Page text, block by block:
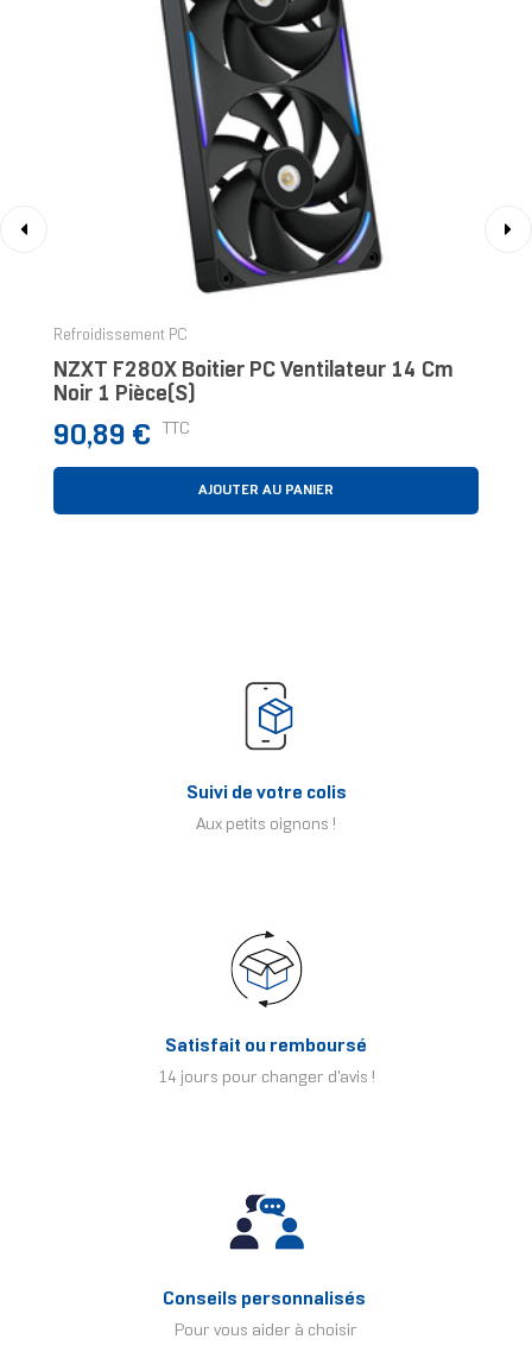
Refroidissement PC
NZXT F280X Boitier PC Ventilateur 14 Cm
Noir 1 Pièce(s)
Prix
90,89 € TTC
AJOUTER AU PANIER
Suivi de votre colis
Aux petits oignons !
Satisfait ou remboursé
14 jours pour changer d'avis !
Conseils personnalisés
Pour vous aider à choisir